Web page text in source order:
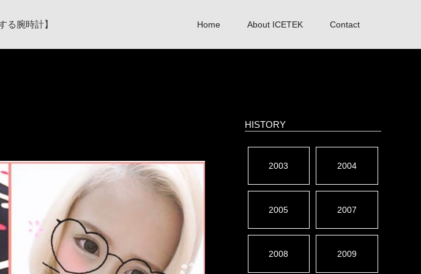
る腕時計】 Home About ICETEK Contact
HISTORY
2003 2004
2005 2007
2008 2009